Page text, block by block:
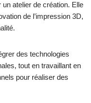
atelier de création. Elle
de l’impression 3D,
des technologies
tout en travaillant en
pour réaliser des